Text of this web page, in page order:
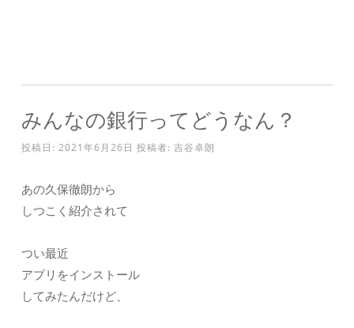
みんなの銀行ってどうなん？
投稿日: 2021年6月26日 投稿者: 吉谷卓朗
あの久保徹朗から
しつこく紹介されて
つい最近
アプリをインストール
してみたんだけど、